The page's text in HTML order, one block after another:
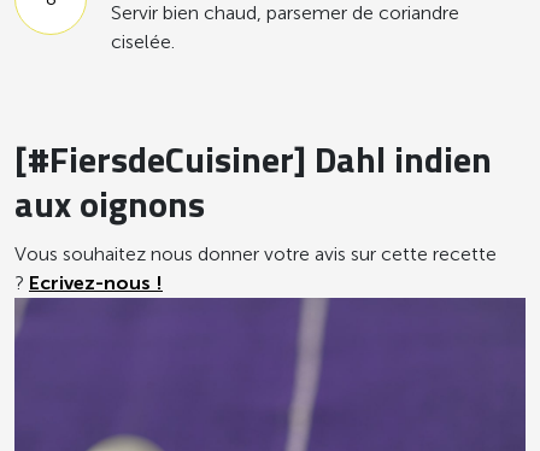
Servir bien chaud, parsemer de coriandre
ciselée.
[#FiersdeCuisiner] Dahl indien
aux oignons
Vous souhaitez nous donner votre avis sur cette recette
? Ecrivez-nous !